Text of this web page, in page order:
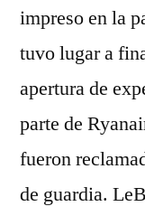
impreso en la
tuvo lugar a
apertura de
parte de
fueron
de guardia.